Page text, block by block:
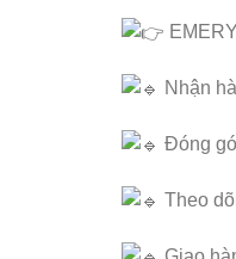
Nhận
Đóng
Theo